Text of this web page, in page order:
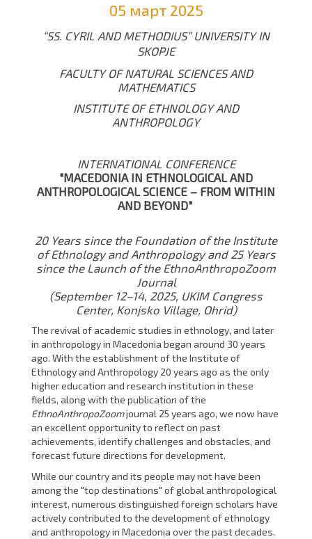
05 март 2025
“SS. CYRIL AND METHODIUS” UNIVERSITY IN
SKOPJE
FACULTY OF NATURAL SCIENCES AND
MATHEMATICS
INSTITUTE OF ETHNOLOGY AND
ANTHROPOLOGY
INTERNATIONAL CONFERENCE
"MACEDONIA IN ETHNOLOGICAL AND
ANTHROPOLOGICAL SCIENCE – FROM WITHIN
AND BEYOND"
20 Years since the Foundation of the Institute
of Ethnology and Anthropology and 25 Years
since the Launch of the EthnoAnthropoZoom
Journal
(September 12–14, 2025, UKIM Congress
Center, Konjsko Village, Ohrid)
The revival of academic studies in ethnology, and later
in anthropology in Macedonia began around 30 years
ago. With the establishment of the Institute of
Ethnology and Anthropology 20 years ago as the only
higher education and research institution in these
fields, along with the publication of the
EthnoAnthropoZoomjournal 25 years ago, we now have
an excellent opportunity to reflect on past
achievements, identify challenges and obstacles, and
forecast future directions for development.
While our country and its people may not have been
among the "top destinations" of global anthropological
interest, numerous distinguished foreign scholars have
actively contributed to the development of ethnology
and anthropology in Macedonia over the past decades.